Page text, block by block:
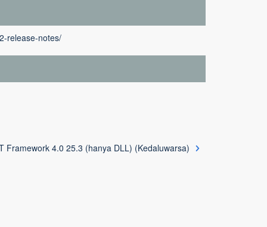
release-notes/
Framework 4.0 25.3 (hanya DLL) (Kedaluwarsa)